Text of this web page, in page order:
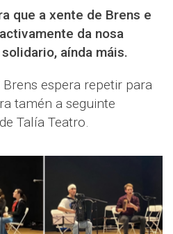
que a xente de Brens e
da nosa
aínda máis.
espera repetir para
tamén a seguinte
Talía Teatro.